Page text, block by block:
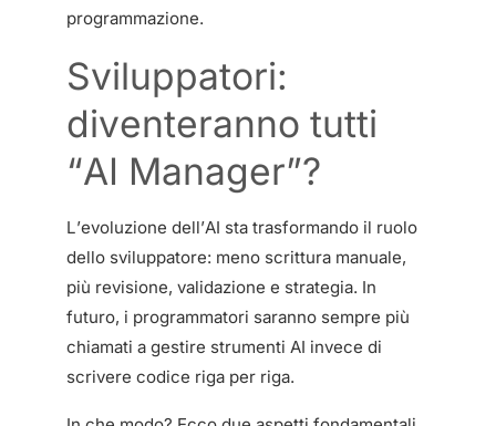
programmazione.
Sviluppatori:
diventeranno tutti
“AI Manager”?
L’evoluzione dell’AI sta trasformando il ruolo
dello sviluppatore: meno scrittura manuale,
più revisione, validazione e strategia. In
futuro, i programmatori saranno sempre più
chiamati a gestire strumenti AI invece di
scrivere codice riga per riga.